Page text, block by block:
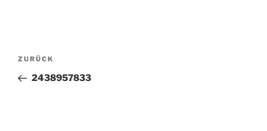
Beitragsnavigation
Vorheriger
Beitrag
ZURÜCK
2438957833